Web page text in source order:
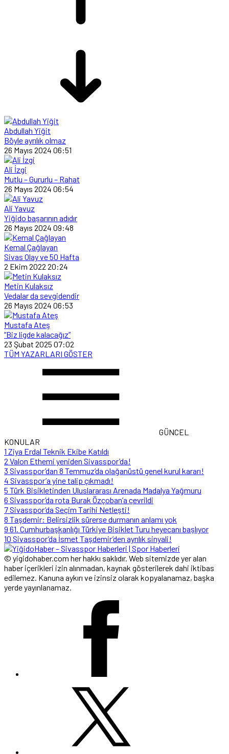
Abdullah Yiğit
Böyle ayrılık olmaz
26 Mayıs 2024 06:51
Ali İzgi
Mutlu – Gururlu – Rahat
26 Mayıs 2024 06:54
Ali Yavuz
Yiğido başarının adıdır
26 Mayıs 2024 09:48
Kemal Çağlayan
Sivas Olay ve 50 Hafta
2 Ekim 2022 20:24
Metin Kulaksız
Vedalar da sevgidendir
26 Mayıs 2024 06:53
Mustafa Ateş
“Biz ligde kalacağız”
23 Şubat 2025 07:02
TÜM YAZARLARI GÖSTER
GÜNCEL
KONULAR
1 Ziya Erdal Teknik Ekibe Katıldı
2 Valon Ethemi yeniden Sivasspor’da!
3 Sivasspor’dan 8 Temmuz’da olağanüstü genel kurul kararı!
4 Sivasspor’a yine talip çıkmadı!
5 Türk Bisikletinden Uluslararası Arenada Madalya Yağmuru
6 Sivasspor’da rota Burak Özçoban’a çevrildi
7Sivasspor’da Seçim Tarihi Netleşti!
8 Taşdemir: Belirsizlik sürerse durmanın anlamı yok
9 61. Cumhurbaşkanlığı Türkiye Bisiklet Turu heyecanı başlıyor
10 Sivasspor’da İsmet Taşdemir’den ayrılık sinyali!
© yigidohaber.com her hakkı saklıdır. Web sitemizde yer alan
haber içerikleri izin alınmadan, kaynak gösterilerek dahi iktibas
edilemez. Kanuna aykırı ve izinsiz olarak kopyalanamaz, başka
yerde yayınlanamaz.